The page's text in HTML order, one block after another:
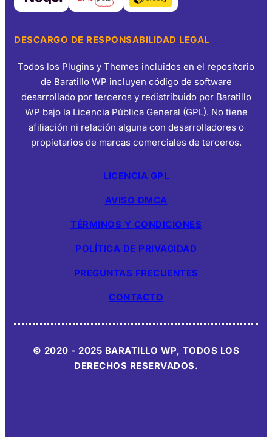
DESCARGO DE RESPONSABILIDAD LEGAL
Todos los Plugins y Themes incluidos en el repositorio
de Baratillo WP incluyen código de software
desarrollado por terceros y redistribuido por Baratillo
WP bajo la Licencia Pública General (GPL). No tiene
afiliación ni relación alguna con desarrolladores o
propietarios de marcas comerciales de terceros.
LICENCIA GPL
AVISO DMCA
TÉRMINOS Y CONDICIONES
POLÍTICA DE PRIVACIDAD
PREGUNTAS FRECUENTES
CONTACTO
© 2020 - 2025 BARATILLO WP, TODOS LOS
DERECHOS RESERVADOS.